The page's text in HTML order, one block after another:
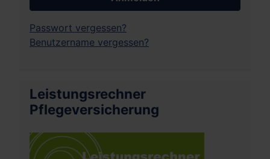
Passwort vergessen?
Benutzername vergessen?
Leistungsrechner
Pflegeversicherung